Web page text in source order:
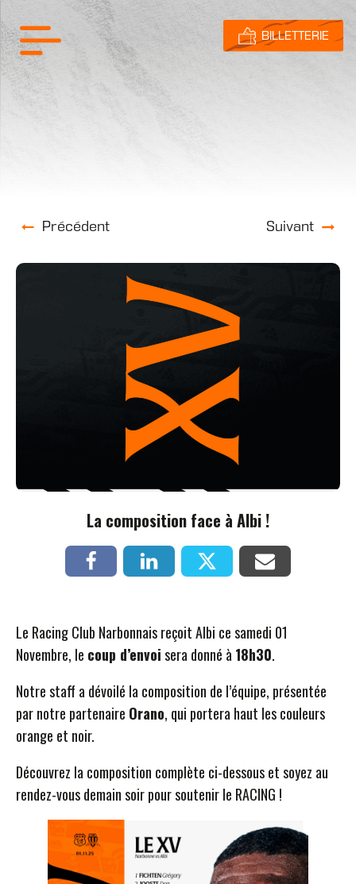
Précédent Suivant
La composition face à Albi !
Le Racing Club Narbonnais reçoit Albi ce samedi 01
Novembre, le coup d’envoisera donné à 18h30.
Notre staff a dévoilé la composition de l’équipe, présentée
par notre partenaire Orano, qui portera haut les couleurs
orange et noir.
Découvrez la composition complète ci-dessous et soyez au
rendez-vous demain soir pour soutenir le RACING !
BILLETTERIE